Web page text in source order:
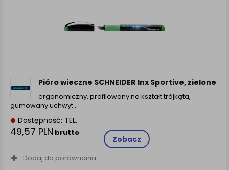
Pióro wieczne SCHNEIDER Inx Sportive, zielone
ergonomiczny, profilowany na kształt trójkąta,
gumowany uchwyt…
Dostępność: TEL.
49,57 PLN brutto
Zobacz
Dodaj do porównania
cenach indywidualnych, ważna jest Państwa
wcześniejsza zgoda której udzieliliście podczas
Polityka prywatności (rozwiń)
Klauzula Informacyjna (rozwiń)
Lista Zaufanych Partnerów (rozwiń)